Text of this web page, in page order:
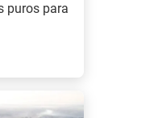
puros para